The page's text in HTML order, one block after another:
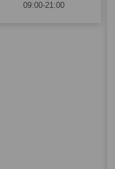
09:00-21:00